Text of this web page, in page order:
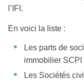
l’IFI.
En voici la liste :
Les parts de
immobilier SCPI
Les Sociétés